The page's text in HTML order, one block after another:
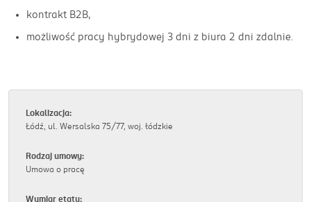
kontrakt B2B,
możliwość pracy hybrydowej 3 dni z biura 2 dni zdalnie.
Lokalizacja:
Łódź, ul. Wersalska 75/77, woj. łódzkie
Rodzaj umowy:
Umowa o pracę
Wymiar etatu: